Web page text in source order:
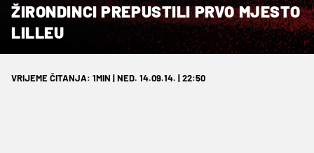
ŽIRONDINCI PREPUSTILI PRVO MJESTO
LILLEU
VRIJEME ČITANJA: 1MIN | NED. 14.09.14. | 22:50